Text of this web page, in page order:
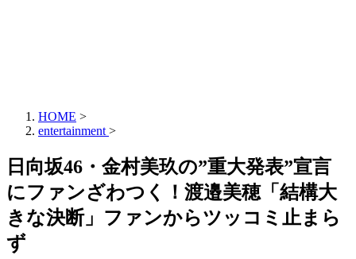
HOME >
entertainment >
日向坂46・金村美玖の”重大発表”宣言
にファンざわつく！渡邉美穂「結構大
きな決断」ファンからツッコミ止まら
ず